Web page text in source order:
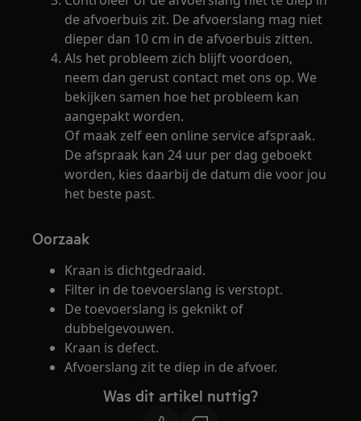
de afvoerbuis zit. De afvoerslang mag niet
dieper dan 10 cm in de afvoerbuis zitten.
Als het probleem zich blijft voordoen,
neem dan gerust contact met ons op. We
bekijken samen hoe het probleem kan
aangepakt worden.
Of maak zelf een online service afspraak.
De afspraak kan 24 uur per dag geboekt
worden, kies daarbij de datum die voor jou
het beste past.
Oorzaak
Kraan is dichtgedraaid.
Filter in de toevoerslang is verstopt.
De toevoerslang is geknikt of
dubbelgevouwen.
Kraan is defect.
Afvoerslang zit te diep in de afvoer.
Was dit artikel nuttig?